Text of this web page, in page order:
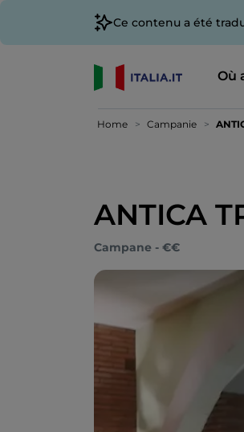
Ce contenu a été
Où
Home Campanie
ANTICA
Campane - €€